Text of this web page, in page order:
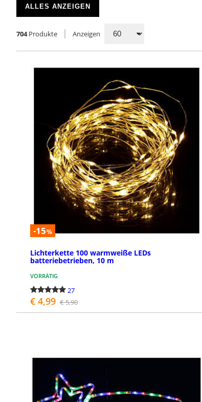
Leuchtende
Weihnachtsfiguren
Leuchtende LED-Weihnachtsfiguren: In
dieser Produktkategorie finden Sie
Weihnachtsbeleuchtungen für den
Innen- und Außenbereich; idea...
101
LED-Lichtervorhänge, Eisregen- und
Kategorie finden Sie viele Artikel, die für
die Verwendung ...
ALLES ANZEIGEN
704 Produkte Anzeigen
-15%
Lichterkette 100 warmweiße LEDs
batteriebetrieben, 10 m
VORRÄTIG
27
€ 4,99 € 5,90